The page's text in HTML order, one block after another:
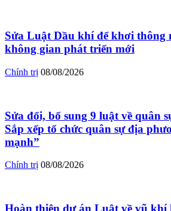
Sửa Luật Dầu khí để khơi thông
không gian phát triển mới
Chính trị 08/08/2026
Sửa đổi, bổ sung 9 luật về quân
Sắp xếp tổ chức quân sự địa
mạnh”
Chính trị 08/08/2026
Hoàn thiện dự án Luật về vũ khí